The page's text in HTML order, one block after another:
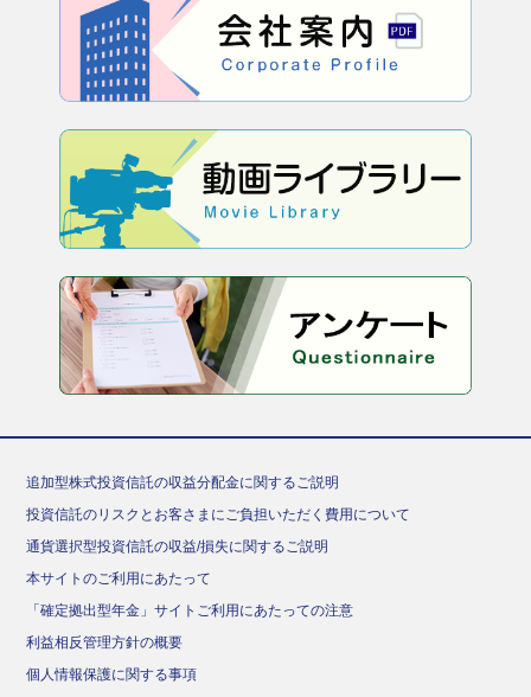
追加型株式投資信託の収益分配金に関するご説明
投資信託のリスクとお客さまにご負担いただく費用について
通貨選択型投資信託の収益/損失に関するご説明
本サイトのご利用にあたって
「確定拠出型年金」サイトご利用にあたっての注意
利益相反管理方針の概要
個人情報保護に関する事項